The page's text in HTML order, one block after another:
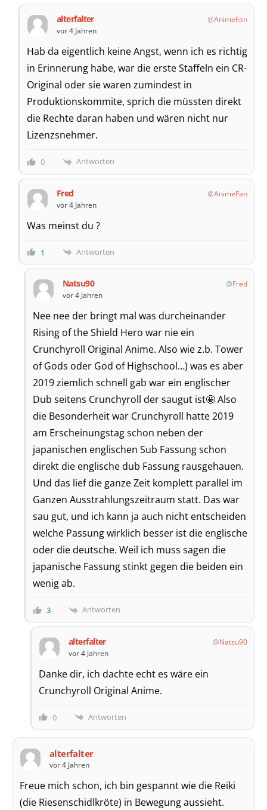
alterfalter
AnimeFan
vor 4 Jahren
Hab da eigentlich keine Angst, wenn ich es richtig
in Erinnerung habe, war die erste Staffeln ein CR-
Original oder sie waren zumindest in
Produktionskommite, sprich die müssten direkt
die Rechte daran haben und wären nicht nur
Lizenzsnehmer.
0 Antworten
Fred
AnimeFan
vor 4 Jahren
Was meinst du ?
1 Antworten
Natsu90
Fred
vor 4 Jahren
Nee nee der bringt mal was durcheinander
Rising of the Shield Hero war nie ein
Crunchyroll Original Anime. Also wie z.b. Tower
of Gods oder God of Highschool…) was es aber
2019 ziemlich schnell gab war ein englischer
Dub seitens Crunchyroll der saugut ist🤩 Also
die Besonderheit war Crunchyroll hatte 2019
am Erscheinungstag schon neben der
japanischen englischen Sub Fassung schon
direkt die englische dub Fassung rausgehauen.
Und das lief die ganze Zeit komplett parallel im
Ganzen Ausstrahlungszeitraum statt. Das war
sau gut, und ich kann ja auch nicht entscheiden
welche Passung wirklich besser ist die englische
oder die deutsche. Weil ich muss sagen die
japanische Fassung stinkt gegen die beiden ein
wenig ab.
3 Antworten
alterfalter
Natsu90
vor 4 Jahren
Danke dir, ich dachte echt es wäre ein
Crunchyroll Original Anime.
0 Antworten
alterfalter
vor 4 Jahren
Freue mich schon, ich bin gespannt wie die Reiki
(die Riesenschidlkröte) in Bewegung aussieht.